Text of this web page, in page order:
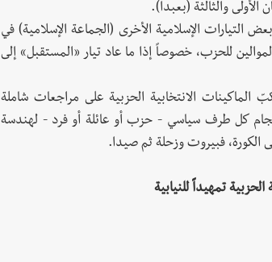
والثالثة (بعبدا).
التيارات الإسلامية الأخرى (الجماعة الإسلامية) في
للحزب، خصوصاً إذا ما عاد تيار «المستقبل» إلى
الماكينات الانتخابية الحزبية على مراجعات شاملة
أحجام كل طرف سياسي - حزب أو عائلة أو فرد - لهندسة
تمهيداً للنيابية